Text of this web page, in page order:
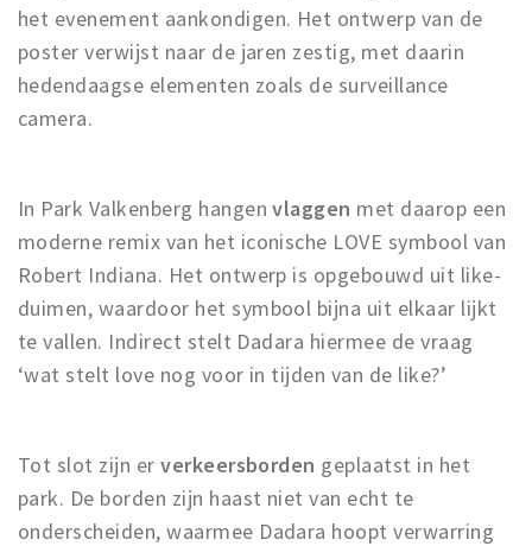
het evenement aankondigen. Het ontwerp van de
poster verwijst naar de jaren zestig, met daarin
hedendaagse elementen zoals de surveillance
camera.
In Park Valkenberg hangen vlaggen met daarop een
moderne remix van het iconische LOVE symbool van
Robert Indiana. Het ontwerp is opgebouwd uit like-
duimen, waardoor het symbool bijna uit elkaar lijkt
te vallen. Indirect stelt Dadara hiermee de vraag
‘wat stelt love nog voor in tijden van de like?’
Tot slot zijn er verkeersborden geplaatst in het
park. De borden zijn haast niet van echt te
onderscheiden, waarmee Dadara hoopt verwarring